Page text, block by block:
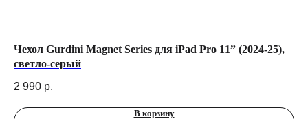
Чехол Gurdini Magnet Series для iPad Pro 11” (2024-25),
светло-серый
2 990 р.
В корзину